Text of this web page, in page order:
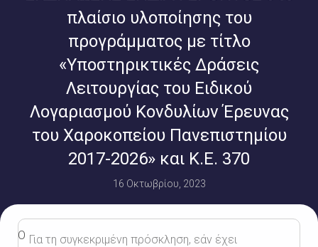
πλαίσιο υλοποίησης του
προγράμματος με τίτλο
«Υποστηρικτικές Δράσεις
Λειτουργίας του Ειδικού
Λογαριασμού Κονδυλίων Έρευνας
του Χαροκοπείου Πανεπιστημίου
2017-2026» και Κ.Ε. 370
16 Οκτωβρίου, 2023
Ο Για τη συγκεκριμένη πρόσκληση, εάν έχει